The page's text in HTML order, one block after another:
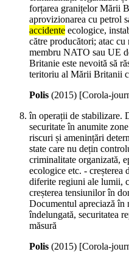
forțarea granițelor Mării
aprovizionarea cu petrol
accidente ecologice,
către producători; atac
membru NATO sau UE
Britanie este nevoită să
teritoriu al Mării Britanii
Polis (2015) [Corola-
în operații de stabilizare.
securitate în anumite
riscuri și amenințări
state care nu dețin
criminalitate organizată,
ecologice etc. - creșterea
diferite regiuni ale lumii,
creșterea tensiunilor în
Documentul apreciază în
îndelungată, securitatea
măsură
Polis (2015) [Corola-